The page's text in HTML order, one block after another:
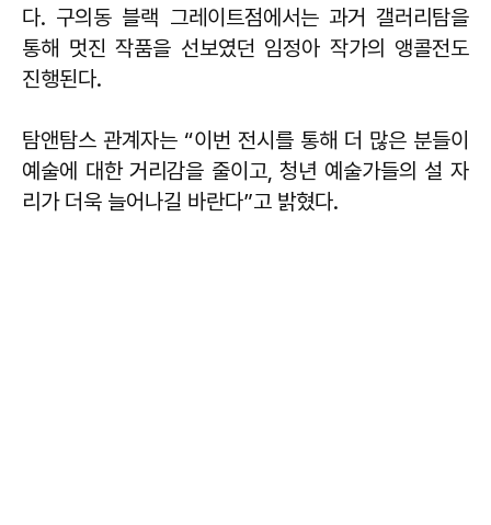
다. 구의동 블랙 그레이트점에서는 과거 갤러리탐을
통해 멋진 작품을 선보였던 임정아 작가의 앵콜전도
진행된다.
탐앤탐스 관계자는 “이번 전시를 통해 더 많은 분들이
예술에 대한 거리감을 줄이고, 청년 예술가들의 설 자
리가 더욱 늘어나길 바란다”고 밝혔다.